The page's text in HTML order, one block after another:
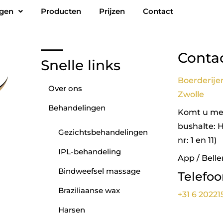
Producten Prijzen Contact
Snelle links
Over ons
Behandelingen
Gezichtsbehandelingen
IPL-behandeling
Bindweefsel massage
Braziliaanse wax
Harsen
Zwolle
Komt u
bushalte:
nr: 1 en 11)
App /
+31 6